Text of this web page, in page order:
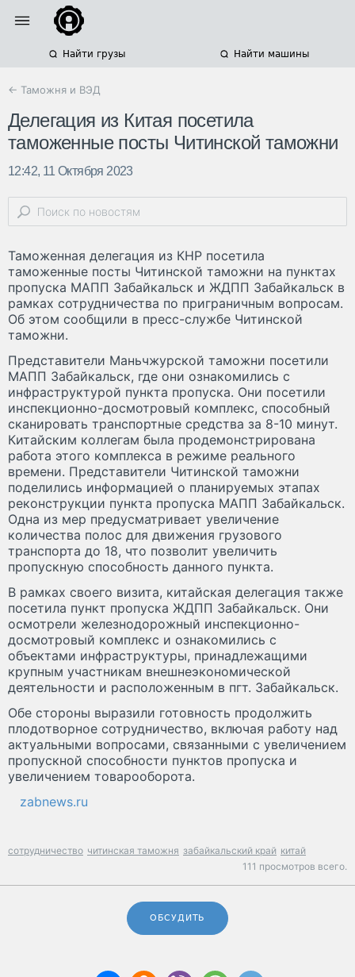
Найти грузы Найти машины
← Таможня и ВЭД
Делегация из Китая посетила
таможенные посты Читинской таможни
12:42, 11 Октября 2023
Таможенная делегация из КНР посетила
таможенные посты Читинской таможни на пунктах
пропуска МАПП Забайкальск и ЖДПП Забайкальск в
рамках сотрудничества по приграничным вопросам.
Об этом сообщили в пресс-службе Читинской
таможни.
Представители Маньчжурской таможни посетили
МАПП Забайкальск, где они ознакомились с
инфраструктурой пункта пропуска. Они посетили
инспекционно-досмотровый комплекс, способный
сканировать транспортные средства за 8-10 минут.
Китайским коллегам была продемонстрирована
работа этого комплекса в режиме реального
времени. Представители Читинской таможни
поделились информацией о планируемых этапах
реконструкции пункта пропуска МАПП Забайкальск.
Одна из мер предусматривает увеличение
количества полос для движения грузового
транспорта до 18, что позволит увеличить
пропускную способность данного пункта.
В рамках своего визита, китайская делегация также
посетила пункт пропуска ЖДПП Забайкальск. Они
осмотрели железнодорожный инспекционно-
досмотровый комплекс и ознакомились с
объектами инфраструктуры, принадлежащими
крупным участникам внешнеэкономической
деятельности и расположенным в пгт. Забайкальск.
Обе стороны выразили готовность продолжить
плодотворное сотрудничество, включая работу над
актуальными вопросами, связанными с увеличением
пропускной способности пунктов пропуска и
увеличением товарооборота.
zabnews.ru
сотрудничество читинская таможня забайкальский край китай
111 просмотров всего.
ОБСУДИТЬ